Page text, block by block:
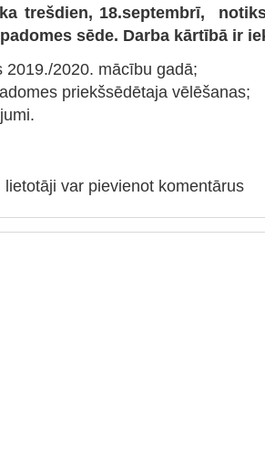
trešdien, 18.septembrī,
sēde. Darba kārtībā ir
2019./2020. mācību gadā;
priekšsēdētaja vēlēšanas;
lietotāji var pievienot komentārus